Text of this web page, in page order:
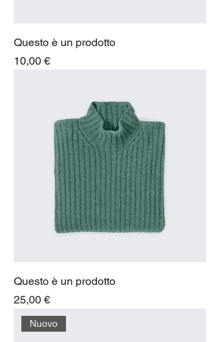
Questo è un prodotto
Prezzo
10,00 €
Questo è un prodotto
Prezzo
25,00 €
Nuovo